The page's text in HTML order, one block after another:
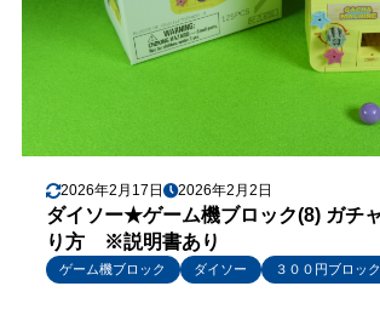
2026年2月17日 2026年2月2日
ダイソー★ゲーム機ブロック(8) ガチ
り方 ※説明書あり
ゲーム機ブロック ダイソー
３００円ブロック